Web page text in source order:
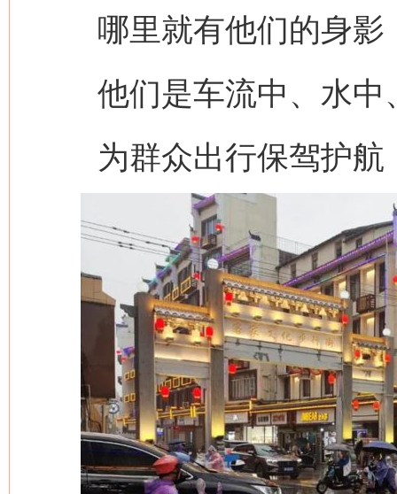
哪里就有他们的身影
他们是车流中、水中
为群众出行保驾护航